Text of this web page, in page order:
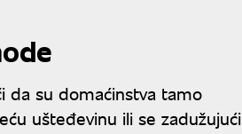
da su domaćinstva tamo
ušteđevinu ili se zadužujući